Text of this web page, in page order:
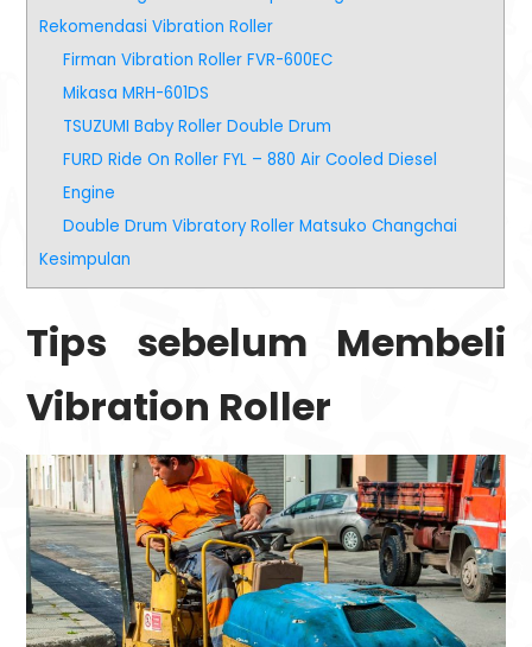
Rekomendasi Vibration Roller
Firman Vibration Roller FVR-600EC
Mikasa MRH-601DS
TSUZUMI Baby Roller Double Drum
FURD Ride On Roller FYL – 880 Air Cooled Diesel
Engine
Double Drum Vibratory Roller Matsuko Changchai
Kesimpulan
Tips sebelum Membeli
Vibration Roller